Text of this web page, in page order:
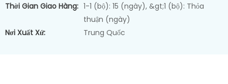
Thời Gian Giao Hàng: 1-1 (bộ): 15 (ngày), &gt;1 (bộ): Thỏa
thuận (ngày)
Nơi Xuất Xứ:
Trung Quốc